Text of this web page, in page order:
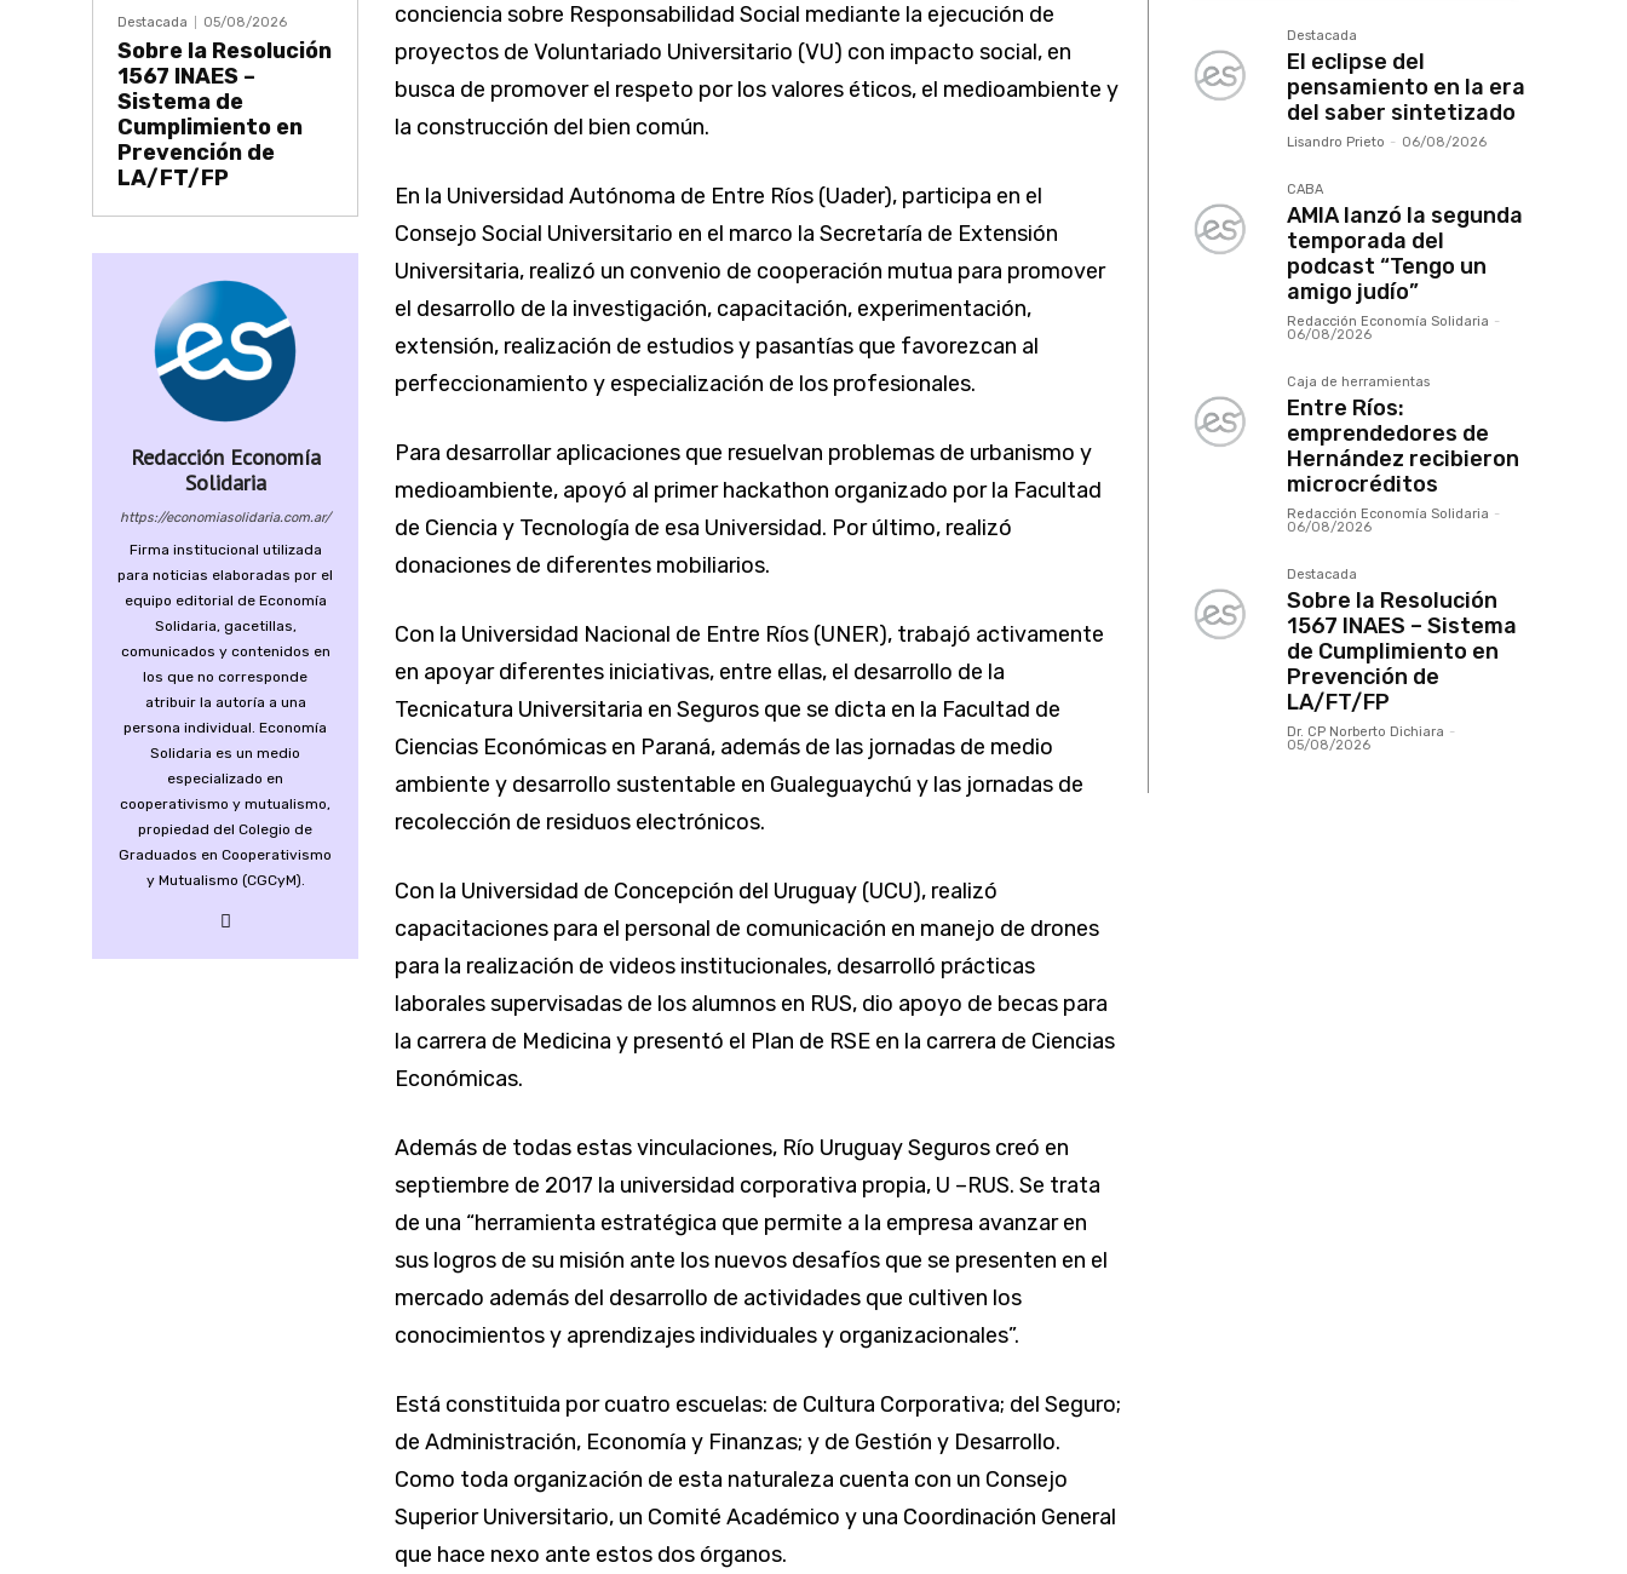
Destacada 05/08/2026
Sobre la Resolución
1567 INAES –
Sistema de
Cumplimiento en
Prevención de
LA/FT/FP
Redacción Economía
Solidaria
https://economiasolidaria.com.ar/
Firma institucional utilizada
para noticias elaboradas por el
equipo editorial de Economía
Solidaria, gacetillas,
comunicados y contenidos en
los que no corresponde
atribuir la autoría a una
persona individual. Economía
Solidaria es un medio
especializado en
cooperativismo y mutualismo,
propiedad del Colegio de
Graduados en Cooperativismo
y Mutualismo (CGCyM).
conciencia sobre Responsabilidad Social mediante la ejecución de
proyectos de Voluntariado Universitario (VU) con impacto social, en
busca de promover el respeto por los valores éticos, el medioambiente y
la construcción del bien común.
En la Universidad Autónoma de Entre Ríos (Uader), participa en el
Consejo Social Universitario en el marco la Secretaría de Extensión
Universitaria, realizó un convenio de cooperación mutua para promover
el desarrollo de la investigación, capacitación, experimentación,
extensión, realización de estudios y pasantías que favorezcan al
perfeccionamiento y especialización de los profesionales.
Para desarrollar aplicaciones que resuelvan problemas de urbanismo y
medioambiente, apoyó al primer hackathon organizado por la Facultad
de Ciencia y Tecnología de esa Universidad. Por último, realizó
donaciones de diferentes mobiliarios.
Con la Universidad Nacional de Entre Ríos (UNER), trabajó activamente
en apoyar diferentes iniciativas, entre ellas, el desarrollo de la
Tecnicatura Universitaria en Seguros que se dicta en la Facultad de
Ciencias Económicas en Paraná, además de las jornadas de medio
ambiente y desarrollo sustentable en Gualeguaychú y las jornadas de
recolección de residuos electrónicos.
Con la Universidad de Concepción del Uruguay (UCU), realizó
capacitaciones para el personal de comunicación en manejo de drones
para la realización de videos institucionales, desarrolló prácticas
laborales supervisadas de los alumnos en RUS, dio apoyo de becas para
la carrera de Medicina y presentó el Plan de RSE en la carrera de Ciencias
Económicas.
Además de todas estas vinculaciones, Río Uruguay Seguros creó en
septiembre de 2017 la universidad corporativa propia, U –RUS. Se trata
de una “herramienta estratégica que permite a la empresa avanzar en
sus logros de su misión ante los nuevos desafíos que se presenten en el
mercado además del desarrollo de actividades que cultiven los
conocimientos y aprendizajes individuales y organizacionales”.
Está constituida por cuatro escuelas: de Cultura Corporativa; del Seguro;
de Administración, Economía y Finanzas; y de Gestión y Desarrollo.
Como toda organización de esta naturaleza cuenta con un Consejo
Superior Universitario, un Comité Académico y una Coordinación General
que hace nexo ante estos dos órganos.
Destacada
El eclipse del
pensamiento en la era
del saber sintetizado
Lisandro Prieto - 06/08/2026
CABA
AMIA lanzó la segunda
temporada del
podcast “Tengo un
amigo judío”
Redacción Economía Solidaria -
06/08/2026
Caja de herramientas
Entre Ríos:
emprendedores de
Hernández recibieron
microcréditos
Redacción Economía Solidaria -
06/08/2026
Destacada
Sobre la Resolución
1567 INAES – Sistema
de Cumplimiento en
Prevención de
LA/FT/FP
Dr. CP Norberto Dichiara -
05/08/2026